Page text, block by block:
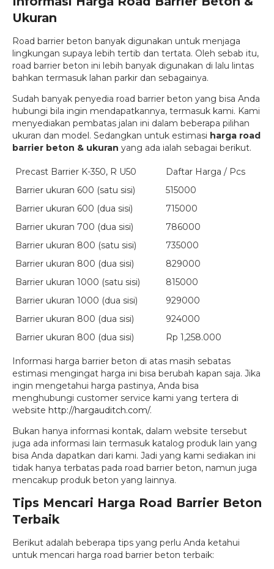
Ukuran
Road barrier beton banyak digunakan untuk menjaga
lingkungan supaya lebih tertib dan tertata. Oleh sebab itu,
road barrier beton ini lebih banyak digunakan di lalu lintas
bahkan termasuk lahan parkir dan sebagainya.
Sudah banyak penyedia road barrier beton yang bisa Anda
hubungi bila ingin mendapatkannya, termasuk kami. Kami
menyediakan pembatas jalan ini dalam beberapa pilihan
ukuran dan model. Sedangkan untuk estimasi harga road
barrier beton & ukuran yang ada ialah sebagai berikut.
Precast Barrier K-350, R U50
Daftar Harga / Pcs
Barrier ukuran 600 (satu sisi)
515000
Barrier ukuran 600 (dua sisi)
715000
Barrier ukuran 700 (dua sisi)
786000
Barrier ukuran 800 (satu sisi)
735000
Barrier ukuran 800 (dua sisi)
829000
Barrier ukuran 1000 (satu sisi)
815000
Barrier ukuran 1000 (dua sisi)
929000
Barrier ukuran 800 (dua sisi)
924000
Barrier ukuran 800 (dua sisi)
Rp 1,258.000
Informasi harga barrier beton di atas masih sebatas
estimasi mengingat harga ini bisa berubah kapan saja. Jika
ingin mengetahui harga pastinya, Anda bisa
menghubungi customer service kami yang tertera di
website http://hargauditch.com/.
Bukan hanya informasi kontak, dalam website tersebut
juga ada informasi lain termasuk katalog produk lain yang
bisa Anda dapatkan dari kami. Jadi yang kami sediakan ini
tidak hanya terbatas pada road barrier beton, namun juga
mencakup produk beton yang lainnya.
Tips Mencari Harga Road Barrier Beton
Terbaik
Berikut adalah beberapa tips yang perlu Anda ketahui
untuk mencari harga road barrier beton terbaik: